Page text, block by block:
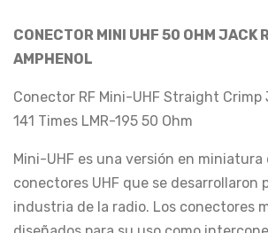
CONECTOR MINI UHF 50 OHM JACK
AMPHENOL
Conector RF Mini-UHF Straight Crimp
141 Times LMR-195 50 Ohm
Mini-UHF es una versión en miniatura
conectores UHF que se desarrollaron
industria de la radio. Los conectores